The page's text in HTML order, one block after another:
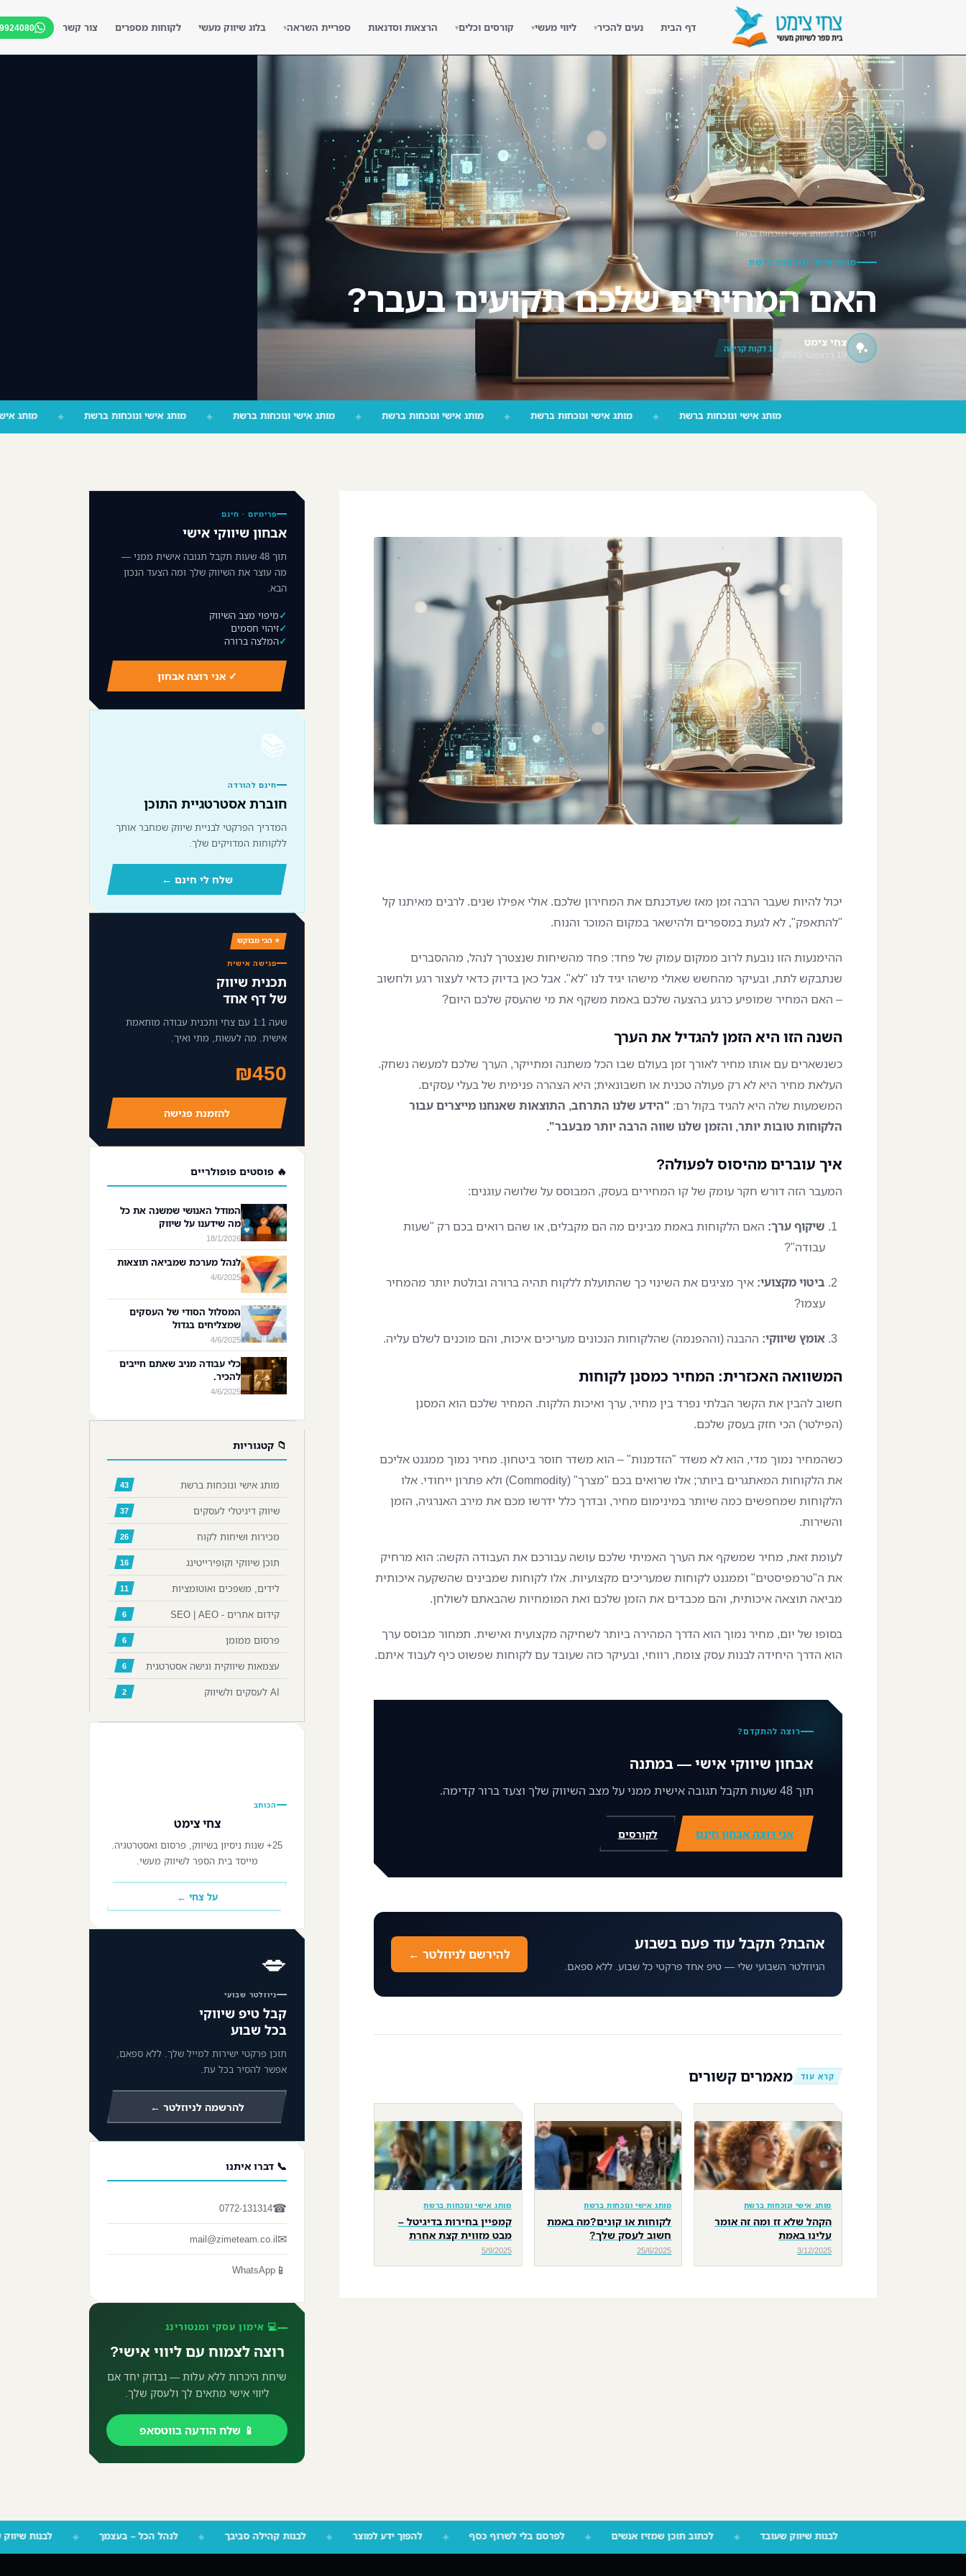
דף הבית נעים להכיר▾ ליווי מעשי▾ קורסים וכלים▾ הרצאות וסדנאות ספריית השראה▾ בלוג שיווק מעשי לקוחות מספרים צור קשר
נעים להכיר
ליווי מעשי
קורסים
ספריית השראה
צור קשר
דף הבית/בלוג/מותג אישי ונוכחות ברשת
מותג אישי ונוכחות ברשת
האם המחירים שלכם תקועים בעבר?
🏓 צחי צימט
19 בדצמבר 2025
1 דקות קריאה
מותג אישי ונוכחות ברשת ✦ מותג אישי ונוכחות ברשת ✦ מותג אישי ונוכחות ברשת ✦ מותג אישי ונוכחות ברשת ✦ מותג אישי ונוכחות ברשת ✦
יכול להיות שעבר הרבה זמן מאז שעדכנתם את המחירון שלכם. אולי אפילו שנים. לרבים מאיתנו קל
"להתאפק", לא לגעת במספרים ולהישאר במקום המוכר והנוח.
ההימנעות הזו נובעת לרוב ממקום עמוק של פחד: פחד מהשיחות שנצטרך לנהל, מההסברים
שנתבקש לתת, ובעיקר מהחשש שאולי מישהו יגיד לנו "לא". אבל כאן בדיוק כדאי לעצור רגע ולחשוב
– האם המחיר שמופיע כרגע בהצעה שלכם באמת משקף את מי שהעסק שלכם היום?
השנה הזו היא הזמן להגדיל את הערך
כשנשארים עם אותו מחיר לאורך זמן בעולם שבו הכל משתנה ומתייקר, הערך שלכם למעשה נשחק.
העלאת מחיר היא לא רק פעולה טכנית או חשבונאית; היא הצהרה פנימית של בעלי עסקים.
המשמעות שלה היא להגיד בקול רם: "הידע שלנו התרחב, התוצאות שאנחנו מייצרים עבור
הלקוחות טובות יותר, והזמן שלנו שווה הרבה יותר מבעבר".
איך עוברים מהיסוס לפעולה?
המעבר הזה דורש חקר עומק של קו המחירים בעסק, המבוסס על שלושה עוגנים:
שיקוף ערך: האם הלקוחות באמת מבינים מה הם מקבלים, או שהם רואים בכם רק "שעות
עבודה"?
ביטוי מקצועי: איך מציגים את השינוי כך שהתועלת ללקוח תהיה ברורה ובולטת יותר מהמחיר
עצמו?
אומץ שיווקי: ההבנה (וההפנמה) שהלקוחות הנכונים מעריכים איכות, והם מוכנים לשלם עליה.
המשוואה האכזרית: המחיר כמסנן לקוחות
חשוב להבין את הקשר הבלתי נפרד בין מחיר, ערך ואיכות הלקוח. המחיר שלכם הוא המסנן
(הפילטר) הכי חזק בעסק שלכם.
כשהמחיר נמוך מדי, הוא לא משדר "הזדמנות" – הוא משדר חוסר ביטחון. מחיר נמוך ממגנט אליכם
את הלקוחות המאתגרים ביותר; אלו שרואים בכם "מצרך" (Commodity) ולא פתרון ייחודי. אלו
הלקוחות שמחפשים כמה שיותר במינימום מחיר, ובדרך כלל ידרשו מכם את מירב האנרגיה, הזמן
והשירות.
לעומת זאת, מחיר שמשקף את הערך האמיתי שלכם עושה עבורכם את העבודה הקשה: הוא מרחיק
את ה"טרמפיסטים" וממגנט לקוחות שמעריכים מקצועיות. אלו לקוחות שמבינים שהשקעה איכותית
מביאה תוצאה איכותית, והם מכבדים את הזמן שלכם ואת המומחיות שהבאתם לשולחן.
בסופו של יום, מחיר נמוך הוא הדרך המהירה ביותר לשחיקה מקצועית ואישית. תמחור מבוסס ערך
הוא הדרך היחידה לבנות עסק צומח, רווחי, ובעיקר כזה שעובד עם לקוחות שפשוט כיף לעבוד איתם.
רוצה להתקדם?
אבחון שיווקי אישי — במתנה
תוך 48 שעות תקבל תגובה אישית ממני על מצב השיווק שלך וצעד ברור קדימה.
אני רוצה אבחון חינם לקורסים
אהבת? תקבל עוד פעם בשבוע
הניוזלטר השבועי שלי — טיפ אחד פרקטי כל שבוע. ללא ספאם.
להירשם לניוזלטר ←
קרא עוד מאמרים קשורים
מותג אישי ונוכחות ברשת
הקהל שלא זז ומה זה אומר
עלינו באמת
3/12/2025
מותג אישי ונוכחות ברשת
לקוחות או קונים?מה באמת
חשוב לעסק שלך?
25/6/2025
מותג אישי ונוכחות ברשת
קמפיין בחירות בדיגיטל –
מבט מזווית קצת אחרת
5/9/2025
פרימיום · חינם
אבחון שיווקי אישי
תוך 48 שעות תקבל תגובה אישית ממני —
מה עוצר את השיווק שלך ומה הצעד הנכון
הבא.
מיפוי מצב השיווק
זיהוי חסמים
המלצה ברורה
✓ אני רוצה אבחון
📚
חינם להורדה
חוברת אסטרטגיית התוכן
המדריך הפרקטי לבניית שיווק שמחבר אותך
ללקוחות המדויקים שלך.
שלח לי חינם ←
⭐ הכי מבוקש
פגישה אישית
תכנית שיווק
של דף אחד
שעה 1:1 עם צחי ותכנית עבודה מותאמת
אישית. מה לעשות, מתי ואיך.
₪450
להזמנת פגישה
🔥 פוסטים פופולריים
המודל האנושי שמשנה את כל
מה שידענו על שיווק
18/1/2026
לנהל מערכת שמביאה תוצאות
4/6/2025
המסלול הסודי של העסקים
שמצליחים בגדול
4/6/2025
כלי עבודה מניב שאתם חייבים
להכיר.
4/6/2025
📁 קטגוריות
מותג אישי ונוכחות ברשת 43
שיווק דיגיטלי לעסקים 37
מכירות ושיחות לקוח 26
תוכן שיווקי וקופירייטינג 16
לידים, משפכים ואוטומציות 11
קידום אתרים - SEO | AEO 6
פרסום ממומן 6
עצמאות שיווקית וגישה אסטרטגית 6
AI לעסקים ולשיווק 2
הכותב
צחי צימט
25+ שנות ניסיון בשיווק, פרסום ואסטרטגיה.
מייסד בית הספר לשיווק מעשי.
על צחי ←
💋
ניוזלטר שבועי
קבל טיפ שיווקי
בכל שבוע
תוכן פרקטי ישירות למייל שלך. ללא ספאם,
אפשר להסיר בכל עת.
להרשמה לניוזלטר ←
📞 דברו איתנו
☎
0772-131314
✉
mail@zimeteam.co.il
📱
WhatsApp
💻 אימון עסקי ומנטורינג
רוצה לצמוח עם ליווי אישי?
שיחת היכרות ללא עלות — נבדוק יחד אם
ליווי אישי מתאים לך ולעסק שלך.
📱 שלח הודעה בווטסאפ
לבנות שיווק שעובד ✦ לכתוב תוכן שמזיז אנשים ✦ לפרסם בלי לשרוף כסף ✦ להפוך ידע למוצר ✦ לבנות קהילה סביבך ✦ לנהל הכל – בעצמך ✦